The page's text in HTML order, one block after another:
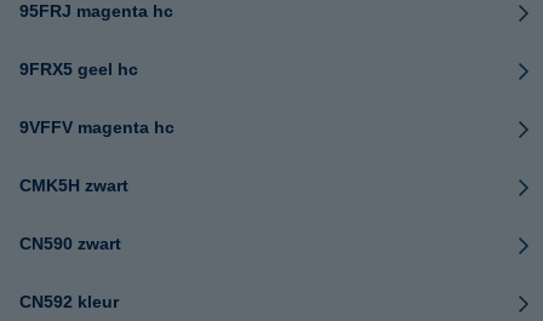
95FRJ magenta hc
9FRX5 geel hc
9VFFV magenta hc
CMK5H zwart
CN590 zwart
CN592 kleur